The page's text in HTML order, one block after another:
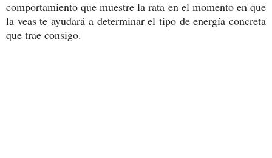
comportamiento que muestre la rata en el momento en que
la veas te ayudará a determinar el tipo de energía concreta
que trae consigo.